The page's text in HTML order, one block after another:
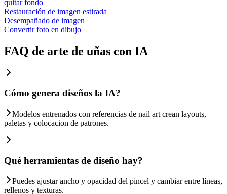
quitar fondo
Restauración de imagen estirada
Desempañado de imagen
Convertir foto en dibujo
FAQ de arte de uñas con IA
Cómo genera diseños la IA?
Modelos entrenados con referencias de nail art crean layouts,
paletas y colocacion de patrones.
Qué herramientas de diseño hay?
Puedes ajustar ancho y opacidad del pincel y cambiar entre líneas,
rellenos y texturas.